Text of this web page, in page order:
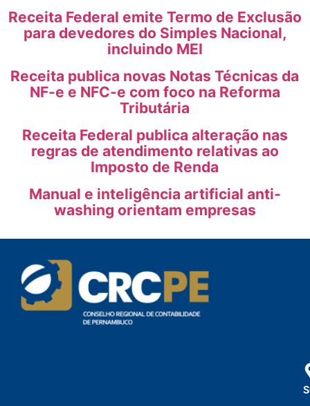
Receita Federal emite Termo de Exclusão
para devedores do Simples Nacional,
incluindo MEI
Receita publica novas Notas Técnicas da
NF-e e NFC-e com foco na Reforma
Tributária
Receita Federal publica alteração nas
regras de atendimento relativas ao
Imposto de Renda
Manual e inteligência artificial anti-
washing orientam empresas